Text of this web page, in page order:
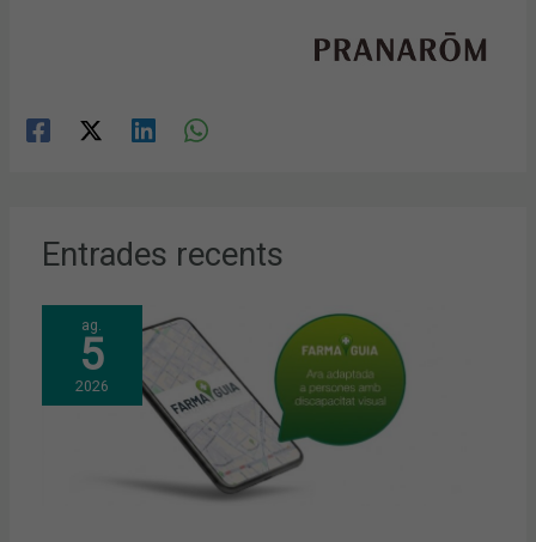
Entrades recents
ag.
5
2026